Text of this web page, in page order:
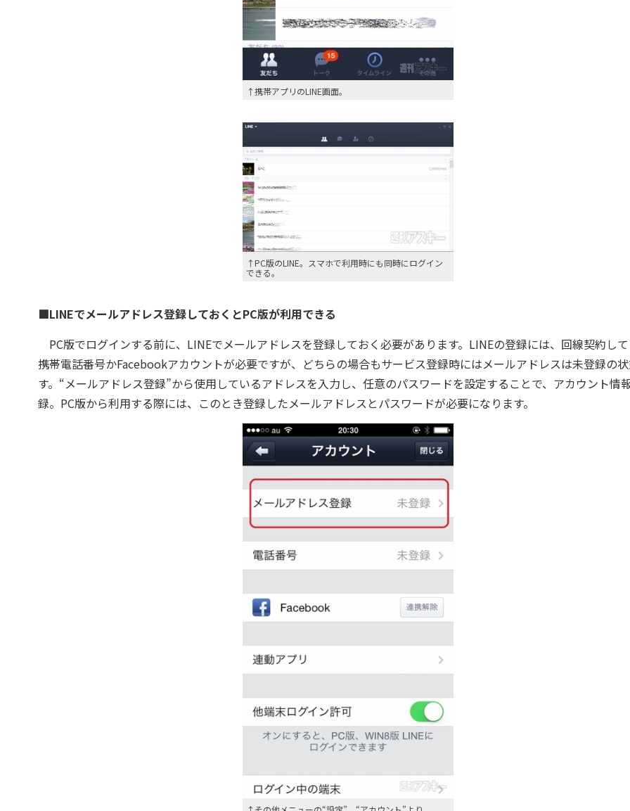
↑携帯アプリのLINE画面。
↑PC版のLINE。スマホで利用時にも同時にログイン
できる。
■LINEでメールアドレス登録しておくとPC版が利用できる
PC版でログインする前に、LINEでメールアドレスを登録しておく必要があります。LINEの登録には、回線契約し
携帯電話番号かFacebookアカウントが必要ですが、どちらの場合もサービス登録時にはメールアドレスは未登録の
す。“メールアドレス登録”から使用しているアドレスを入力し、任意のパスワードを設定することで、アカウント情
録。PC版から利用する際には、このとき登録したメールアドレスとパスワードが必要になります。